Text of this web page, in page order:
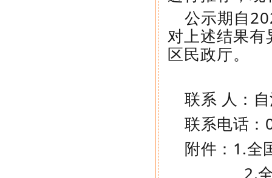
公示期自
对上述结果
区民政厅。
联系 人：
联系电话
附件：1.全
2.全国“